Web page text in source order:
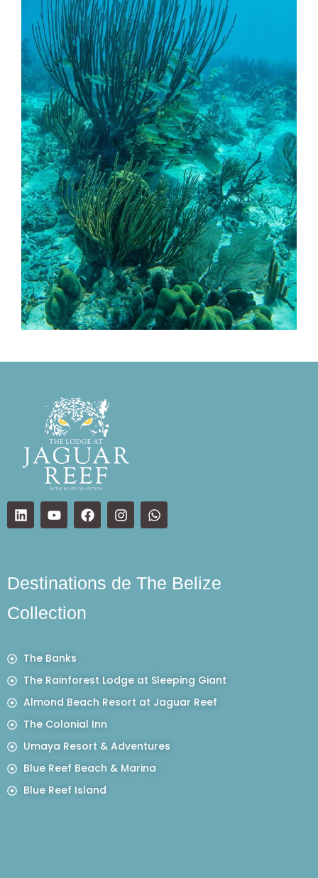
Destinations de The Belize
Collection
The Banks
The Rainforest Lodge at Sleeping Giant
Almond Beach Resort at Jaguar Reef
The Colonial Inn
Umaya Resort & Adventures
Blue Reef Beach & Marina
Blue Reef Island